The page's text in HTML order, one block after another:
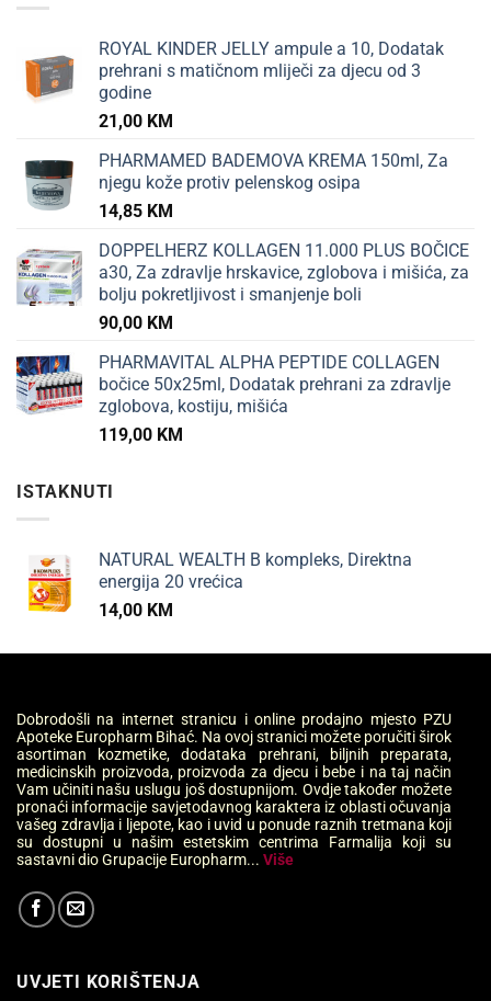
ROYAL KINDER JELLY ampule a 10, Dodatak
prehrani s matičnom mliječi za djecu od 3
godine
21,00 KM
PHARMAMED BADEMOVA KREMA 150ml, Za
njegu kože protiv pelenskog osipa
14,85 KM
DOPPELHERZ KOLLAGEN 11.000 PLUS BOČICE
a30, Za zdravlje hrskavice, zglobova i mišića, za
bolju pokretljivost i smanjenje boli
90,00 KM
PHARMAVITAL ALPHA PEPTIDE COLLAGEN
bočice 50x25ml, Dodatak prehrani za zdravlje
zglobova, kostiju, mišića
119,00 KM
ISTAKNUTI
NATURAL WEALTH B kompleks, Direktna
energija 20 vrećica
14,00 KM
Dobrodošli na internet stranicu i online prodajno mjesto PZU
Apoteke Europharm Bihać. Na ovoj stranici možete poručiti širok
asortiman kozmetike, dodataka prehrani, biljnih preparata,
medicinskih proizvoda, proizvoda za djecu i bebe i na taj način
Vam učiniti našu uslugu još dostupnijom. Ovdje također možete
pronaći informacije savjetodavnog karaktera iz oblasti očuvanja
vašeg zdravlja i ljepote, kao i uvid u ponude raznih tretmana koji
su dostupni u našim estetskim centrima Farmalija koji su
sastavni dio Grupacije Europharm... Više
UVJETI KORIŠTENJA